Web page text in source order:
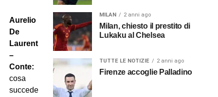
Aurelio
De
Laurentiis
–
Conte:
cosa
succede?
MILAN 2 anni ago
Milan, chiesto il prestito di
Lukaku al Chelsea
TUTTE LE NOTIZIE 2 anni ago
Firenze accoglie Palladino